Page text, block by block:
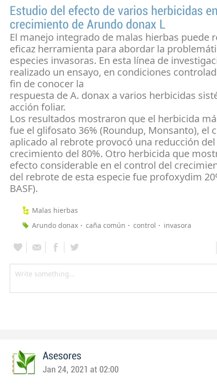
Estudio del efecto de varios herbicidas
crecimiento de Arundo donax L
El manejo integrado de malas hierbas puede
eficaz herramienta para abordar la
especies invasoras. En esta línea de
realizado un ensayo, en condiciones
fin de conocer la
respuesta de A. donax a varios herbicidas
acción foliar.
Los resultados mostraron que el herbicida
fue el glifosato 36% (Roundup, Monsanto), el
aplicado al rebrote provocó una reducción del
crecimiento del 80%. Otro herbicida que
efecto considerable en el control del
del rebrote de esta especie fue profoxydim
BASF).
Malas hierbas
Arundo donax
caña común control invasora
Asesores
Jan 24, 2021 at 02:00